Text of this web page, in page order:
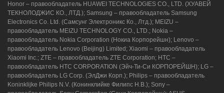
Honor – правообладатель HUAWEI TECHNOLOGIES CO., LTD. (ХУАВЕЙ
ТЕКНОЛОДЖИС КО., ЛТД.); Samsung – правообладатель Samsung
Electronics Co. Ltd. (Самсунг Электроникс Ко., Лтд.); MEIZU –
правообладатель MEIZU TECHNOLOGY CO., LTD.; Nokia –
правообладатель Nokia Corporation (Нокиа Корпорейшн); Lenovo –
правообладатель Lenovo (Beijing) Limited; Xiaomi – правообладатель
Xiaomi Inc.; ZTE – правообладатель ZTE Corporation; HTC –
правообладатель HTC CORPORATION (Эйч-Ти-Си КОРПОРЕЙШН); LG –
правообладатель LG Corp. (ЭлДжи Корп.); Philips – правообладатель
Koninklijke Philips N.V. (Конинклийке Филипс Н.В.); Sony –